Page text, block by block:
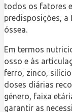
todos os fatores
predisposições, a
óssea.
Em termos
osso e às
ferro, zinco,
doses diárias
género, faixa
garantir as